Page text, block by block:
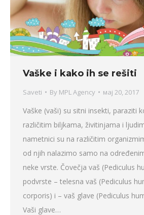
Vaške i kako ih se rešiti
Saveti By MPL Agency мај 20, 2017
Vaške (vaši) su sitni insekti, paraziti
različitim biljkama, živitinjama i
nametnici su na različitim
od njih nalazimo samo na
neke vrste. Čovečja vaš (Pediculus
podvrste – telesna vaš (Pediculus
corporis) i – vaš glave (Pediculus
Vaši glave…